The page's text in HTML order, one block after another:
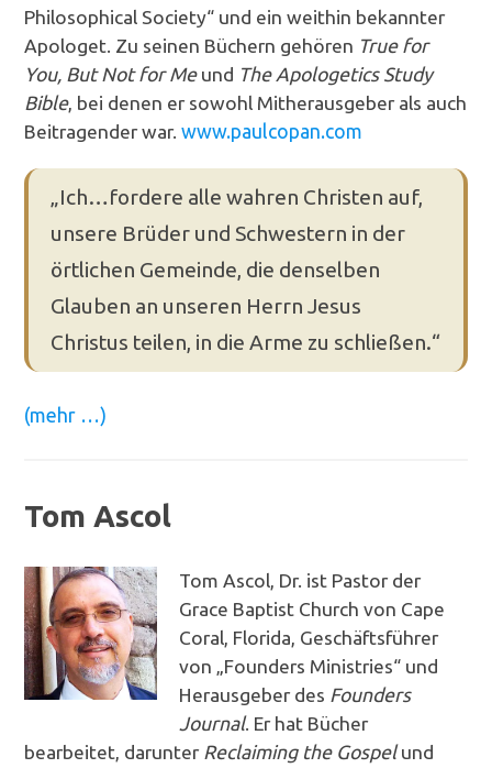
Philosophical Society“ und ein weithin bekannter
Apologet. Zu seinen Büchern gehören True for
You, But Not for Meund The Apologetics Study
Bible, bei denen er sowohl Mitherausgeber als auch
Beitragender war.www.paulcopan.com
„Ich…fordere alle wahren Christen auf,
unsere Brüder und Schwestern in der
örtlichen Gemeinde, die denselben
Glauben an unseren Herrn Jesus
Christus teilen, in die Arme zu schließen.“
(mehr …)
Tom Ascol
Tom Ascol, Dr. ist Pastor der
Grace Baptist Church von Cape
Coral, Florida, Geschäftsführer
von „Founders Ministries“ und
Herausgeber des Founders
Journal. Er hat Bücher
bearbeitet, darunter Reclaiming the Gospelund